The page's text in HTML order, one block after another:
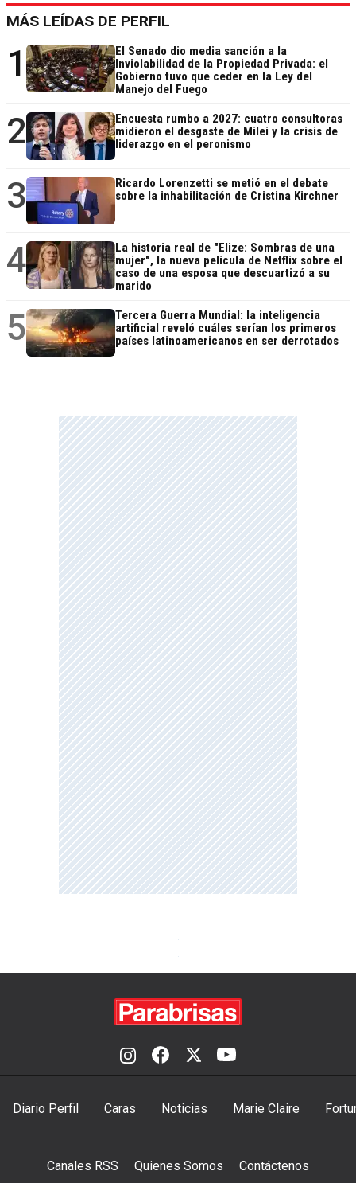
MÁS LEÍDAS DE PERFIL
1
El Senado dio media sanción a la
Inviolabilidad de la Propiedad Privada: el
Gobierno tuvo que ceder en la Ley del
Manejo del Fuego
2
Encuesta rumbo a 2027: cuatro consultoras
midieron el desgaste de Milei y la crisis de
liderazgo en el peronismo
3
Ricardo Lorenzetti se metió en el debate
sobre la inhabilitación de Cristina Kirchner
4
La historia real de "Elize: Sombras de una
mujer", la nueva película de Netflix sobre el
caso de una esposa que descuartizó a su
marido
5
Tercera Guerra Mundial: la inteligencia
artificial reveló cuáles serían los primeros
países latinoamericanos en ser derrotados
Diario Perfil Caras Noticias Marie Claire
Canales RSS Quienes Somos Contáctenos